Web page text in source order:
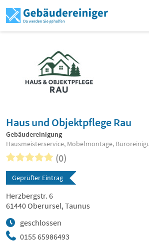
Haus und Objektpflege Rau
Gebäudereinigung
Hausmeisterservice, Möbelmontage,
(0)
Geprüfter Eintrag
0155 65986493
geschlossen
Herzbergstr. 6
61440 Oberursel, Taunus